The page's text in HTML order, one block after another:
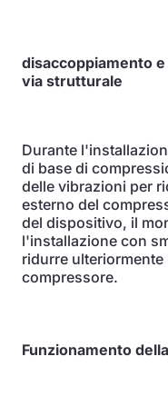
disaccoppiamento
via strutturale
Durante
di base di
delle vibrazioni per
esterno del
del dispositivo, il
l'installazione con
ridurre
compressore.
Funzionamento